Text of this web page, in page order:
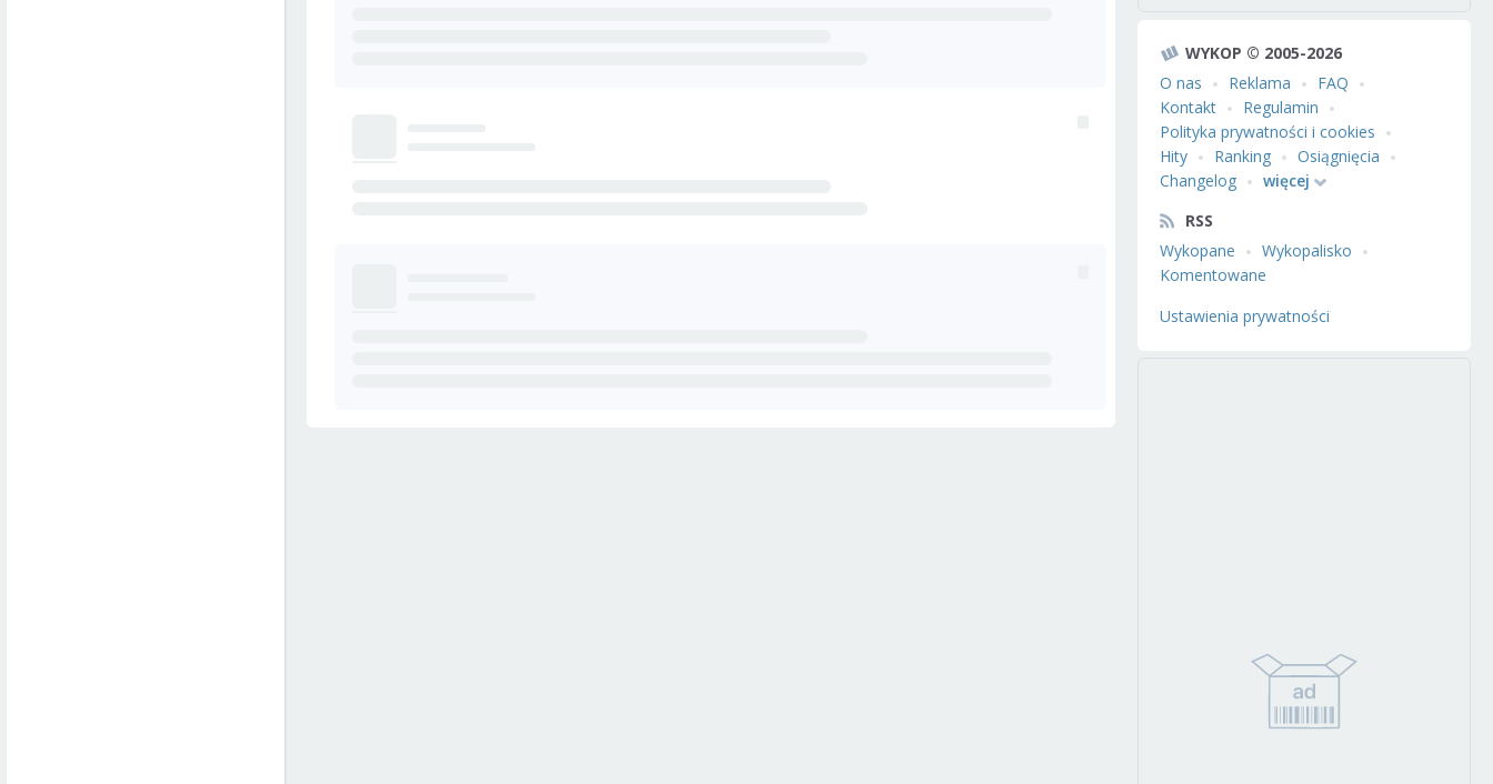
WYKOP © 2005-2026
O nas
Reklama
FAQ
Kontakt
Regulamin
Polityka prywatności i cookies
Hity
Ranking
Osiągnięcia
Changelog
więcej
RSS
Wykopane
Wykopalisko
Komentowane
Ustawienia prywatności